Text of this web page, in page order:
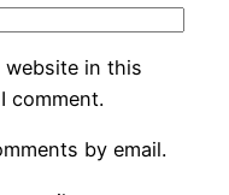
website in this
comment.
by email.